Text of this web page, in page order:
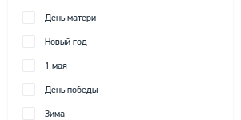
День матери
Новый год
1 мая
День победы
Зима